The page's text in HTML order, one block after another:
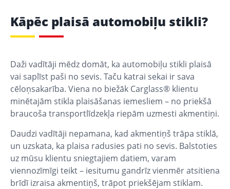
Kāpēc plaisā automobiļu stikli?
Daži vadītāji mēdz domāt, ka automobiļu stikli plaisā
vai saplīst paši no sevis. Taču katrai sekai ir sava
cēloņsakarība. Viena no biežāk Carglass® klientu
minētajām stikla plaisāšanas iemesliem – no priekšā
braucoša transportlīdzekļa riepām uzmesti akmentiņi.
Daudzi vadītāji nepamana, kad akmentiņš trāpa stiklā,
un uzskata, ka plaisa radusies pati no sevis. Balstoties
uz mūsu klientu sniegtajiem datiem, varam
viennozīmīgi teikt – iesitumu gandrīz vienmēr atsitiena
brīdī izraisa akmentiņš, trāpot priekšējam stiklam.